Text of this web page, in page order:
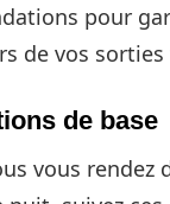
pour
de vos
de base
vous rendez